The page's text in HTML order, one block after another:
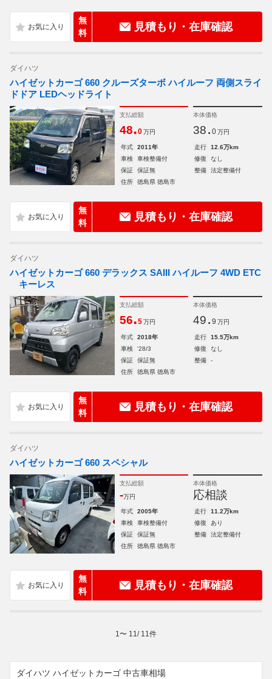
無
料
見積もり・在庫確認
ダイハツ
ハイゼットカーゴ 660 クルーズターボ ハイルーフ 両側スライ
ドドア LEDヘッドライト
支払総額
48.0 万円
本体価格
38. 0 万円
年式 2011年 走行
12.6万km
車検
車検整備付 修復
なし
保証
保証無 整備
法定整備付
住所
徳島県 徳島市
無
料
見積もり・在庫確認
ダイハツ
ハイゼットカーゴ 660 デラックス SAIII ハイルーフ 4WD ETC
キーレス
支払総額
56.5 万円
本体価格
49. 9 万円
年式 2018年 走行
15.5万km
車検
'28/3 修復
なし
保証
保証無 整備
-
住所
徳島県 徳島市
無
料
見積もり・在庫確認
ダイハツ
ハイゼットカーゴ 660 スペシャル
支払総額
-万円
本体価格
応相談
年式 2005年 走行
11.2万km
車検
車検整備付 修復
あり
保証
保証無 整備
法定整備付
住所
徳島県 徳島市
無
料
見積もり・在庫確認
1 〜 11 / 11 件
ダイハツ ハイゼットカーゴ 中古車相場